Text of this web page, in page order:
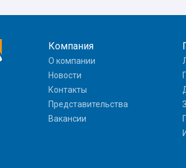
Компания
О компании
Новости
Контакты
Представительства
Вакансии